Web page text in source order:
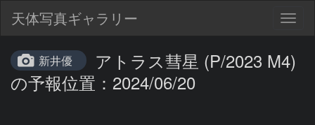
天体写真ギャラリー
新井優
アトラス彗星 (P/2023 M4)
の予報位置：2024/06/20